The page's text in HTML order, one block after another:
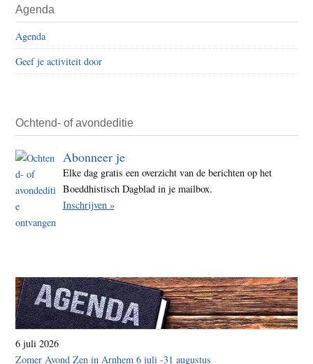
Agenda
Agenda
Geef je activiteit door
Ochtend- of avondeditie
Abonneer je
Elke dag gratis een overzicht van de berichten op het
Boeddhistisch Dagblad in je mailbox.
Inschrijven »
6 juli 2026
Zomer Avond Zen in Arnhem 6 juli -31 augustus